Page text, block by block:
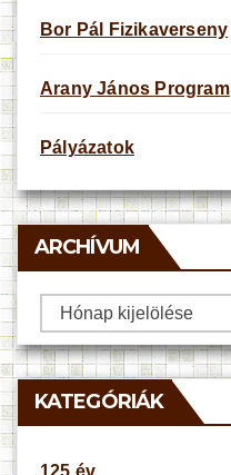
Bor Pál Fizikaverseny
Arany János Program
Pályázatok
ARCHÍVUM
Archívum
KATEGÓRIÁK
125 év